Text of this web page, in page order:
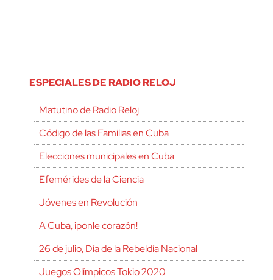
ESPECIALES DE RADIO RELOJ
Matutino de Radio Reloj
Código de las Familias en Cuba
Elecciones municipales en Cuba
Efemérides de la Ciencia
Jóvenes en Revolución
A Cuba, ¡ponle corazón!
26 de julio, Día de la Rebeldía Nacional
Juegos Olímpicos Tokio 2020